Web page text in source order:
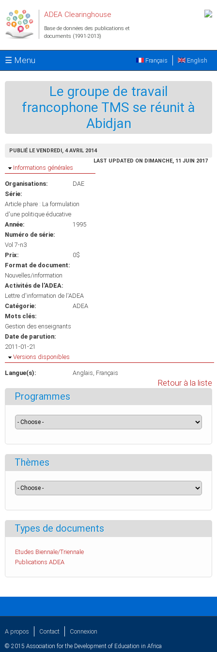
ADEA Clearinghouse
Base de données des publications et
documents (1991-2013)
☰ Menu English
Français
Le groupe de travail
francophone TMS se réunit à
Abidjan
PUBLIÉ LE VENDREDI, 4 AVRIL 2014
LAST UPDATED ON DIMANCHE, 11 JUIN 2017
Masquer
Informations générales
Organisations:
DAE
Série:
Article phare : La formulation
d'une politique éducative
Année:
1995
Numéro de série:
Vol 7-n3
Prix:
0$
Format de document:
Nouvelles/information
Activités de l'ADEA:
Lettre d'information de l'ADEA
Catégorie:
ADEA
Mots clés:
Gestion des enseignants
Date de parution:
2011-01-21
Masquer
Versions disponibles
Langue(s): Anglais Français
Retour à la liste
Programmes
Thèmes
Types de documents
Etudes Biennale/Triennale
Publications ADEA
A propos Contact Connexion
© 2015 Association for the Development of Education in Africa